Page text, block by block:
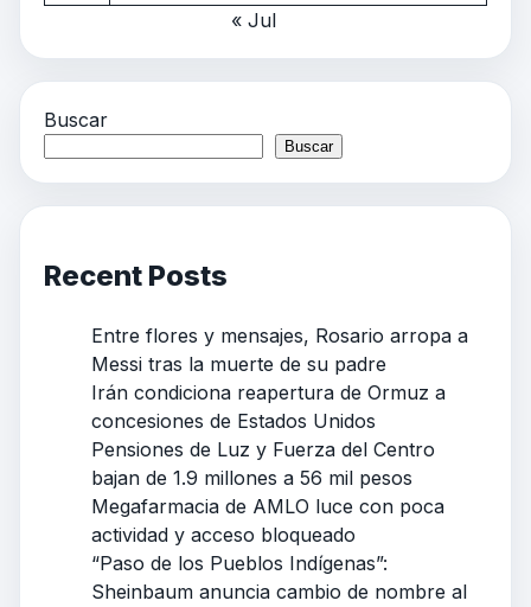
« Jul
Buscar
Buscar
Recent Posts
Entre flores y mensajes, Rosario arropa a
Messi tras la muerte de su padre
Irán condiciona reapertura de Ormuz a
concesiones de Estados Unidos
Pensiones de Luz y Fuerza del Centro
bajan de 1.9 millones a 56 mil pesos
Megafarmacia de AMLO luce con poca
actividad y acceso bloqueado
“Paso de los Pueblos Indígenas”:
Sheinbaum anuncia cambio de nombre al